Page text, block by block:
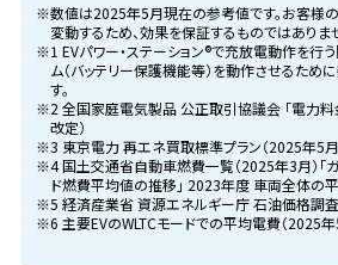
※数値は2025年5月現在の参考値です。お客様
変動するため、効果を保証するものではありま
※1 EVパワー・ステーション®で充放電動作を行
ム（バッテリー保護機能等）を動作させるため
す。
※2 全国家庭電気製品 公正取引協議会 「電力料
改定）
※3 東京電力 再エネ買取標準プラン（2025年5月
※4 国土交通省自動車燃費一覧（2025年3月）「
ド燃費平均値の推移」 2023年度 車両全体の平
※5 経済産業省 資源エネルギー庁 石油価格調査
※6 主要EVのWLTCモードでの平均電費（2025年